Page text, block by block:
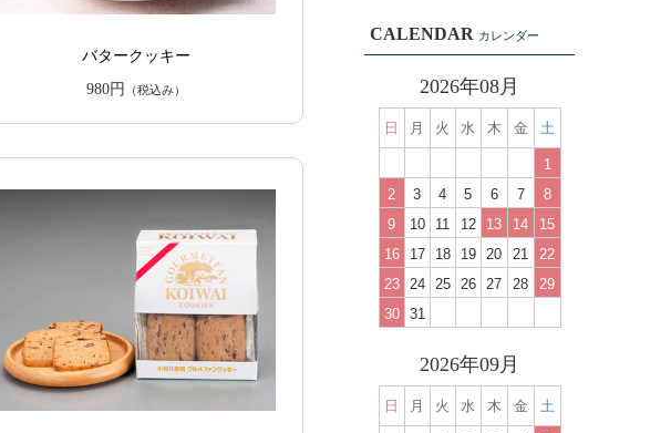
バタークッキー
980円
（税込み）
CALENDAR カレンダー
2026年08月
日 月 火 水 木 金 土
1
2
3 4 5 6 7
8
9
10 11 12 13 14
15
16
17 18 19 20 21
22
23
24 25 26 27 28
29
30
31
2026年09月
日 月 火 水 木 金 土